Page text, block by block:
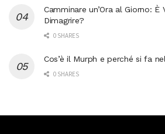
Camminare un’Ora al Giorno:
Dimagrire?
0 SHARES
Cos’è il Murph e perché si fa
0 SHARES